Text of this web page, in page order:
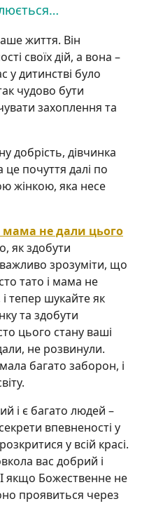
життя. Він
своїх дій, а вона –
у дитинстві було
чудово бути
захоплення та
добрість, дівчинка
це почуття далі по
жінкою, яка несе
не дали цього
як здобути
зрозуміти, що
тато і мама не
тепер шукайте як
та здобути
цього стану ваші
не розвинули.
багато заборон, і
і є багато людей –
впевненості у
у всій красі.
вас добрий і
якщо Божественне не
проявиться через